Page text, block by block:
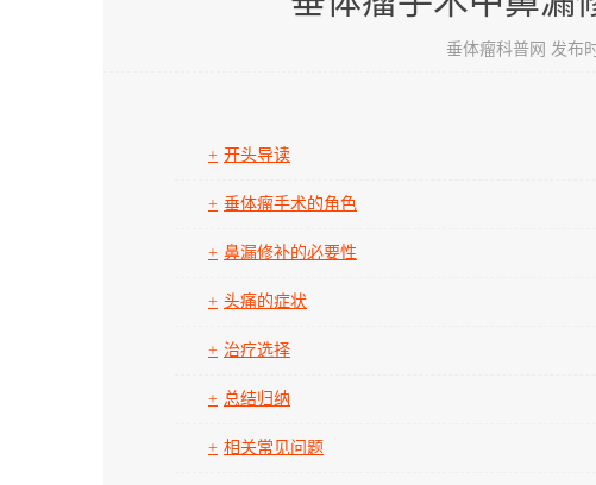
垂体瘤科普网 发布
开头导读
垂体瘤手术的角色
鼻漏修补的必要性
头痛的症状
治疗选择
总结归纳
相关常见问题